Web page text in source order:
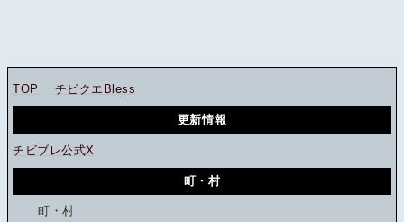
TOP チビクエBless
更新情報
チビブレ公式X
町・村
町・村